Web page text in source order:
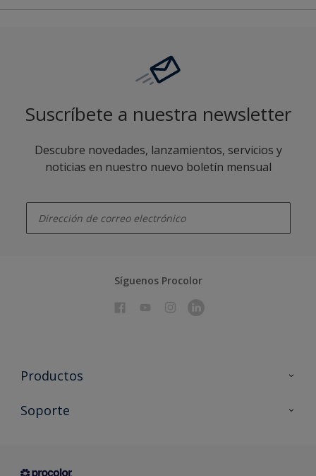
Suscríbete a nuestra newsletter
Descubre novedades, lanzamientos, servicios y
noticias en nuestro nuevo boletín mensual
Síguenos Procolor
Productos
Todos los productos
Condiciones generales de venta
Soporte